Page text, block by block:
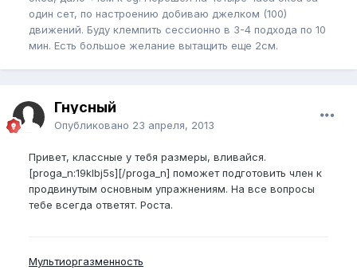
один сет, по настроению добиваю джелком (100)
движений. Буду клемпить сессионно в 3-4 подхода по 10
мин. Есть большое желание вытащить еще 2см.
Гнусный
Опубликовано 23 апреля, 2013
Привет, классные у тебя размеры, вливайся.
[proga_n:19klbj5s][/proga_n] поможет подготовить член к
продвинутым основным упражнениям. На все вопросы
тебе всегда ответят. Роста.
Мультиоргазменность